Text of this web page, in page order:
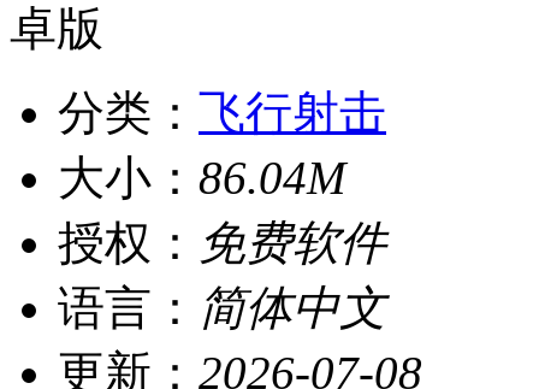
分类： 飞行射击
大小： 86.04M
授权： 免费软件
语言： 简体中文
更新： 2026-07-08